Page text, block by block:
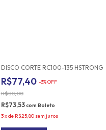
DISCO CORTE RC100-135 HSTRONG
R$77,40 -3%OFF
R$80,00
R$73,53com Boleto
3xde R$25,80 sem juros